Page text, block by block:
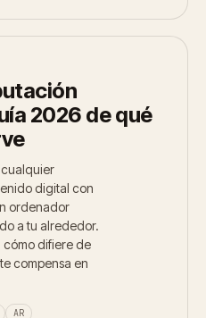
2026 de qué
digital con
ordenador
a tu alrededor.
cómo difiere de
compensa en
AR